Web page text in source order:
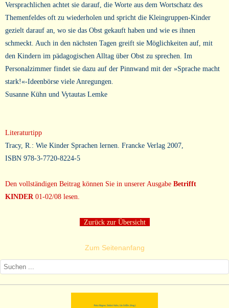
Versprachlichen achtet sie darauf, die Worte aus dem Wortschatz des
Themenfeldes oft zu wiederholen und spricht die Kleingruppen-Kinder
gezielt darauf an, wo sie das Obst gekauft haben und wie es ihnen
schmeckt. Auch in den nächsten Tagen greift sie Möglichkeiten auf, mit
den Kindern im pädagogischen Alltag über Obst zu sprechen. Im
Personalzimmer findet sie dazu auf der Pinnwand mit der »Sprache macht
stark!«-Ideenbörse viele Anregungen.
Susanne Kühn und Vytautas Lemke
Literaturtipp
Tracy, R.: Wie Kinder Sprachen lernen. Francke Verlag 2007,
ISBN 978-3-7720-8224-5
Den vollständigen Beitrag können Sie in unserer Ausgabe Betrifft
KINDER01-02/08 lesen.
Zurück zur Übersicht
Zum Seitenanfang